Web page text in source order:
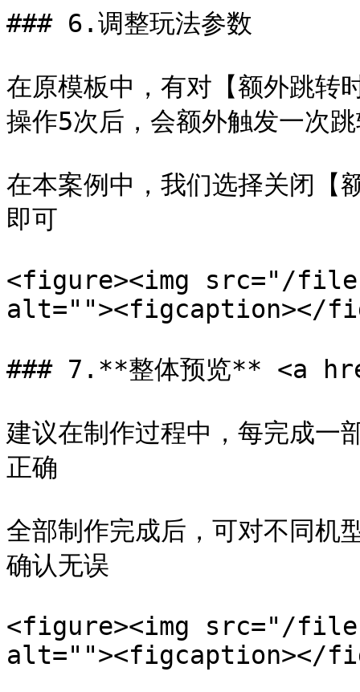
### 6.调整玩法参数
在原模板中，有对【额外跳转
操作5次后，会额外触发一次
在本案例中，我们选择关闭【
即可
<figure><img src="/
alt=""><figcaption></
### 7.**整体预览** <a
建议在制作过程中，每完成一
正确
全部制作完成后，可对不同
确认无误
<figure><img src="/files/
alt=""><figcaption></